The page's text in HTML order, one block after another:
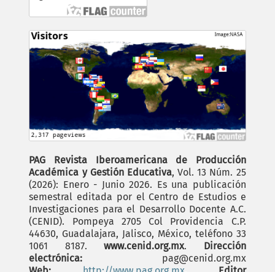
PAG Revista Iberoamericana de Producción
Académica y Gestión Educativa, Vol. 13 Núm. 25
(2026): Enero - Junio 2026. Es una publicación
semestral editada por el Centro de Estudios e
Investigaciones para el Desarrollo Docente A.C.
(CENID). Pompeya 2705 Col Providencia C.P.
44630, Guadalajara, Jalisco, México, teléfono 33
1061 8187.www.cenid.org.mx. Dirección
electrónica: pag@cenid.org.mx